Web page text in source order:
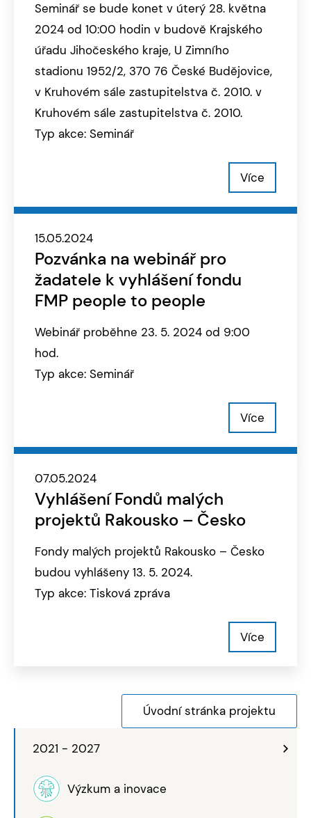
2021 - 2027
Výzkum a inovace
Seminář se bude konet v úterý 28. května
2024 od 10:00 hodin v budově Krajského
úřadu Jihočeského kraje, U Zimního
stadionu 1952/2, 370 76 České Budějovice,
v Kruhovém sále zastupitelstva č. 2010. v
Kruhovém sále zastupitelstva č. 2010.
Typ akce: Seminář
Více
15.05.2024
Pozvánka na webinář pro
žadatele k vyhlášení fondu
FMP people to people
Webinář proběhne 23. 5. 2024 od 9:00
hod.
Typ akce: Seminář
Více
07.05.2024
Vyhlášení Fondů malých
projektů Rakousko – Česko
Fondy malých projektů Rakousko – Česko
budou vyhlášeny 13. 5. 2024.
Typ akce: Tisková zpráva
Více
Úvodní stránka projektu